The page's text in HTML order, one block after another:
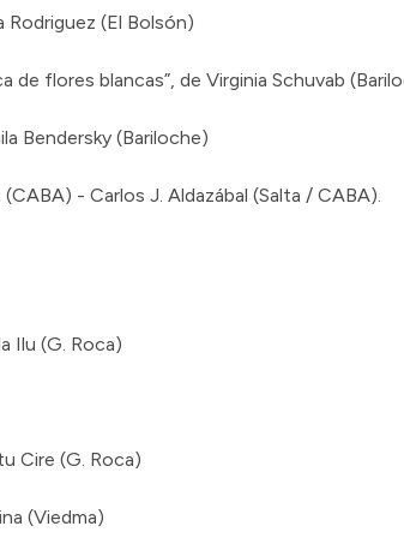
Rodriguez (El Bolsón)
de flores blancas”, de Virginia Schuvab
Bendersky (Bariloche)
- Carlos J. Aldazábal (Salta / CABA).
Ilu (G. Roca)
Cire (G. Roca)
(Viedma)